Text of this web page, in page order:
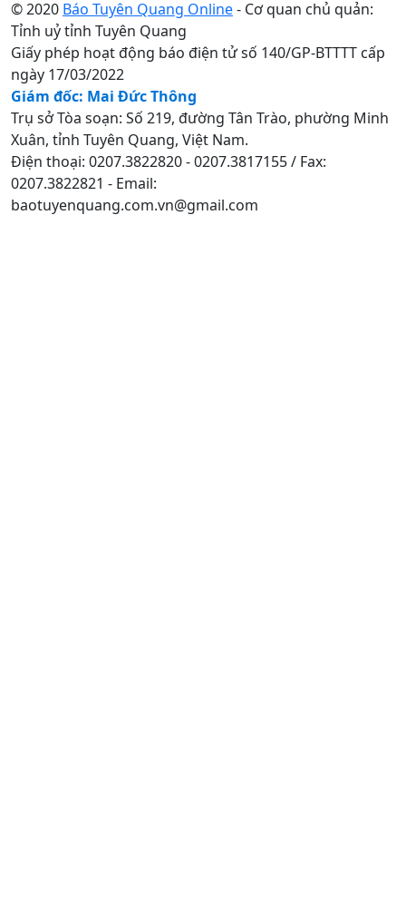
© 2020 Báo Tuyên Quang Online- Cơ quan chủ quản:
Tỉnh uỷ tỉnh Tuyên Quang
Giấy phép hoạt động báo điện tử số 140/GP-BTTTT cấp
ngày 17/03/2022
Giám đốc: Mai Đức Thông
Trụ sở Tòa soạn: Số 219, đường Tân Trào, phường Minh
Xuân, tỉnh Tuyên Quang, Việt Nam.
Điện thoại: 0207.3822820 - 0207.3817155 / Fax:
0207.3822821 - Email:
baotuyenquang.com.vn@gmail.com